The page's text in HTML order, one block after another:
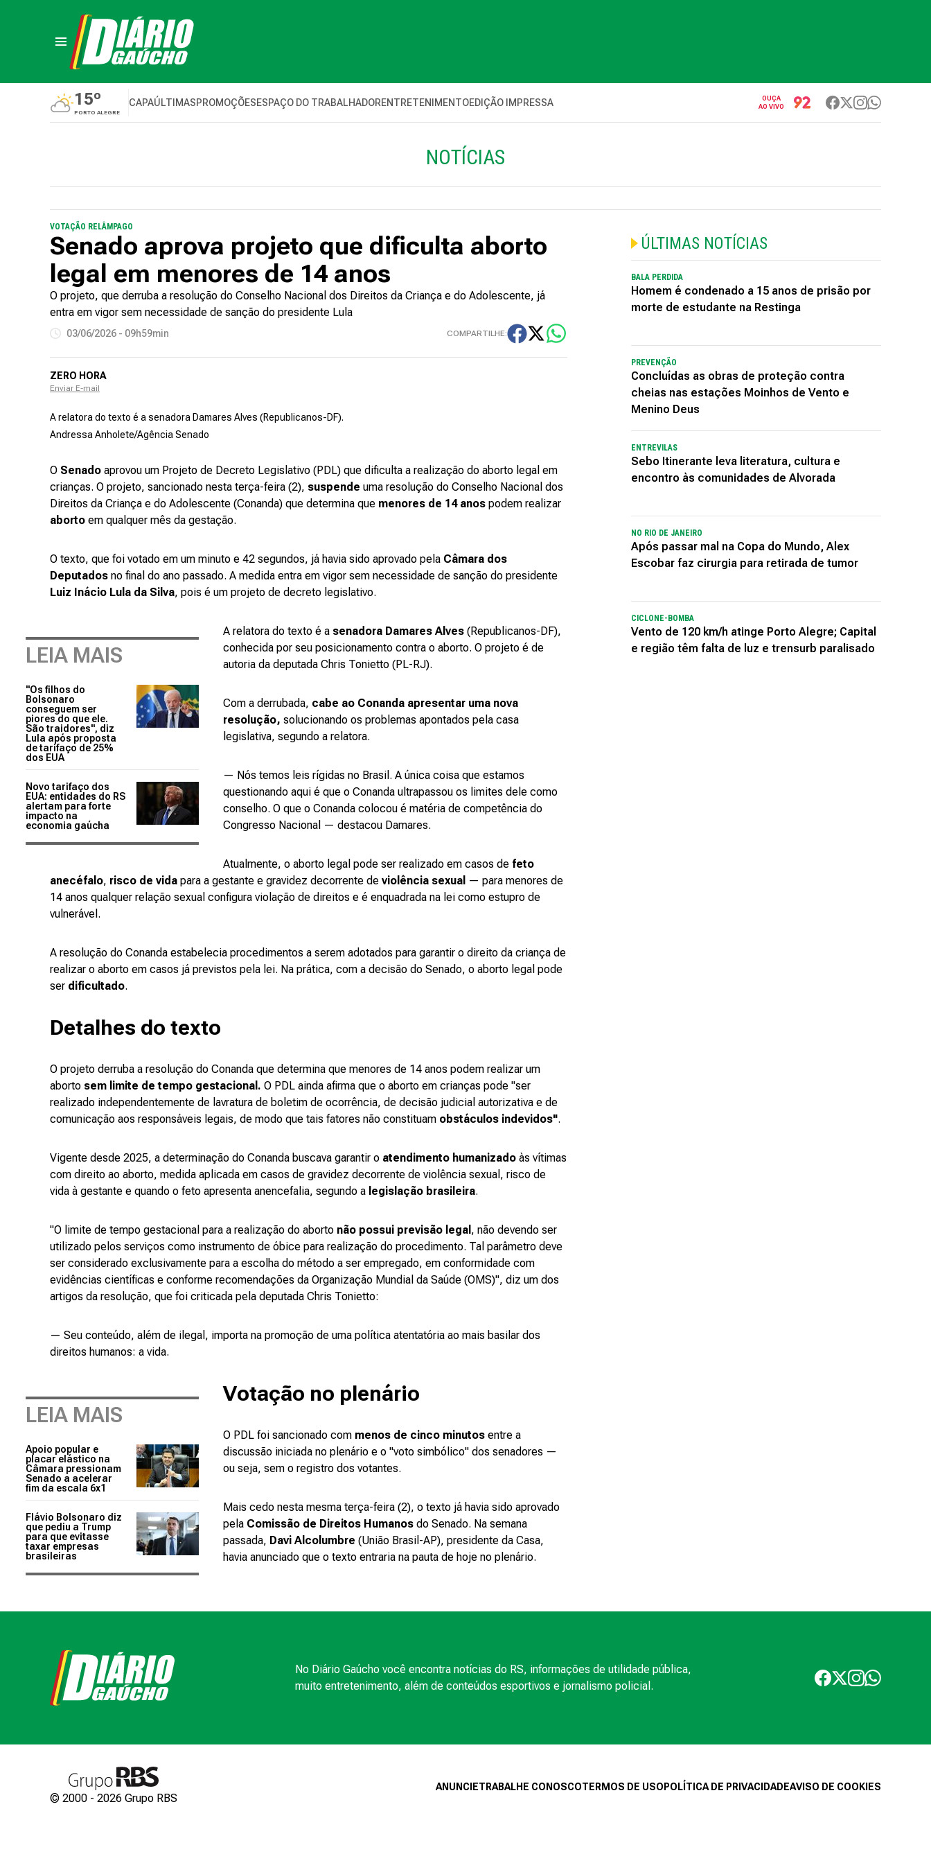
15º
PORTO ALEGRE
CAPAÚLTIMASPROMOÇÕESESPAÇO DO TRABALHADORENTRETENIMENTOEDIÇÃO IMPRESSA
OUÇA
AO VIVO
NOTÍCIAS
VOTAÇÃO RELÂMPAGO
Senado aprova projeto que dificulta aborto
legal em menores de 14 anos
O projeto, que derruba a resolução do Conselho Nacional dos Direitos da Criança e do Adolescente, já
entra em vigor sem necessidade de sanção do presidente Lula
03/06/2026 - 09h59min COMPARTILHE:
ZERO HORA
Enviar E-mail
A relatora do texto é a senadora Damares Alves (Republicanos-DF).
Andressa Anholete/Agência Senado
O Senado aprovou um Projeto de Decreto Legislativo (PDL) que dificulta a realização do aborto legal em
crianças. O projeto, sancionado nesta terça-feira (2), suspende uma resolução do Conselho Nacional dos
Direitos da Criança e do Adolescente (Conanda) que determina que menores de 14 anos podem realizar
aborto em qualquer mês da gestação.
O texto, que foi votado em um minuto e 42 segundos, já havia sido aprovado pela Câmara dos
Deputados no final do ano passado. A medida entra em vigor sem necessidade de sanção do presidente
Luiz Inácio Lula da Silva, pois é um projeto de decreto legislativo.
LEIA MAIS
"Os filhos do
Bolsonaro
conseguem ser
piores do que ele.
São traidores", diz
Lula após proposta
de tarifaço de 25%
dos EUA
Novo tarifaço dos
EUA: entidades do RS
alertam para forte
impacto na
economia gaúcha
A relatora do texto é a senadora Damares Alves (Republicanos-DF),
conhecida por seu posicionamento contra o aborto. O projeto é de
autoria da deputada Chris Tonietto (PL-RJ).
Com a derrubada, cabe ao Conanda apresentar uma nova
resolução, solucionando os problemas apontados pela casa
legislativa, segundo a relatora.
— Nós temos leis rígidas no Brasil. A única coisa que estamos
questionando aqui é que o Conanda ultrapassou os limites dele como
conselho. O que o Conanda colocou é matéria de competência do
Congresso Nacional — destacou Damares.
Atualmente, o aborto legal pode ser realizado em casos de feto
anecéfalo, risco de vida para a gestante e gravidez decorrente de violência sexual — para menores de
14 anos qualquer relação sexual configura violação de direitos e é enquadrada na lei como estupro de
vulnerável.
A resolução do Conanda estabelecia procedimentos a serem adotados para garantir o direito da criança de
realizar o aborto em casos já previstos pela lei. Na prática, com a decisão do Senado, o aborto legal pode
ser dificultado.
Detalhes do texto
O projeto derruba a resolução do Conanda que determina que menores de 14 anos podem realizar um
aborto sem limite de tempo gestacional. O PDL ainda afirma que o aborto em crianças pode "ser
realizado independentemente de lavratura de boletim de ocorrência, de decisão judicial autorizativa e de
comunicação aos responsáveis legais, de modo que tais fatores não constituam obstáculos indevidos".
Vigente desde 2025, a determinação do Conanda buscava garantir o atendimento humanizado às vítimas
com direito ao aborto, medida aplicada em casos de gravidez decorrente de violência sexual, risco de
vida à gestante e quando o feto apresenta anencefalia, segundo a legislação brasileira.
"O limite de tempo gestacional para a realização do aborto não possui previsão legal , não devendo ser
utilizado pelos serviços como instrumento de óbice para realização do procedimento. Tal parâmetro deve
ser considerado exclusivamente para a escolha do método a ser empregado, em conformidade com
evidências científicas e conforme recomendações da Organização Mundial da Saúde (OMS)", diz um dos
artigos da resolução, que foi criticada pela deputada Chris Tonietto:
— Seu conteúdo, além de ilegal, importa na promoção de uma política atentatória ao mais basilar dos
direitos humanos: a vida.
LEIA MAIS
Apoio popular e
placar elástico na
Câmara pressionam
Senado a acelerar
fim da escala 6x1
Flávio Bolsonaro diz
que pediu a Trump
para que evitasse
taxar empresas
brasileiras
Votação no plenário
O PDL foi sancionado com menos de cinco minutos entre a
discussão iniciada no plenário e o "voto simbólico" dos senadores —
ou seja, sem o registro dos votantes.
Mais cedo nesta mesma terça-feira (2), o texto já havia sido aprovado
pela Comissão de Direitos Humanos do Senado. Na semana
passada, Davi Alcolumbre (União Brasil-AP), presidente da Casa,
havia anunciado que o texto entraria na pauta de hoje no plenário.
ÚLTIMAS NOTÍCIAS
BALA PERDIDA
Homem é condenado a 15 anos de prisão por
morte de estudante na Restinga
PREVENÇÃO
Concluídas as obras de proteção contra
cheias nas estações Moinhos de Vento e
Menino Deus
ENTREVILAS
Sebo Itinerante leva literatura, cultura e
encontro às comunidades de Alvorada
NO RIO DE JANEIRO
Após passar mal na Copa do Mundo, Alex
Escobar faz cirurgia para retirada de tumor
CICLONE-BOMBA
Vento de 120 km/h atinge Porto Alegre; Capital
e região têm falta de luz e trensurb paralisado
No Diário Gaúcho você encontra notícias do RS, informações de utilidade pública,
muito entretenimento, além de conteúdos esportivos e jornalismo policial.
ANUNCIETRABALHE CONOSCOTERMOS DE USO POLÍTICA DE PRIVACIDADEAVISO DE COOKIES
© 2000 - 2026 Grupo RBS